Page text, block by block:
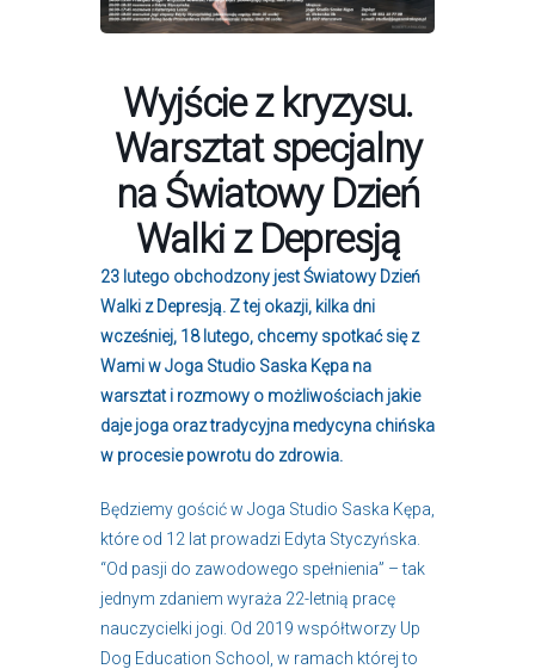
Wyjście z kryzysu.
Warsztat specjalny
na Światowy Dzień
Walki z Depresją
23 lutego obchodzony jest Światowy Dzień
Walki z Depresją. Z tej okazji, kilka dni
wcześniej, 18 lutego, chcemy spotkać się z
Wami w Joga Studio Saska Kępa na
warsztat i rozmowy o możliwościach jakie
daje joga oraz tradycyjna medycyna chińska
w procesie powrotu do zdrowia.
Będziemy gościć w Joga Studio Saska Kępa,
które od 12 lat prowadzi Edyta Styczyńska.
“Od pasji do zawodowego spełnienia” – tak
jednym zdaniem wyraża 22-letnią pracę
nauczycielki jogi. Od 2019 współtworzy Up
Dog Education School, w ramach której to